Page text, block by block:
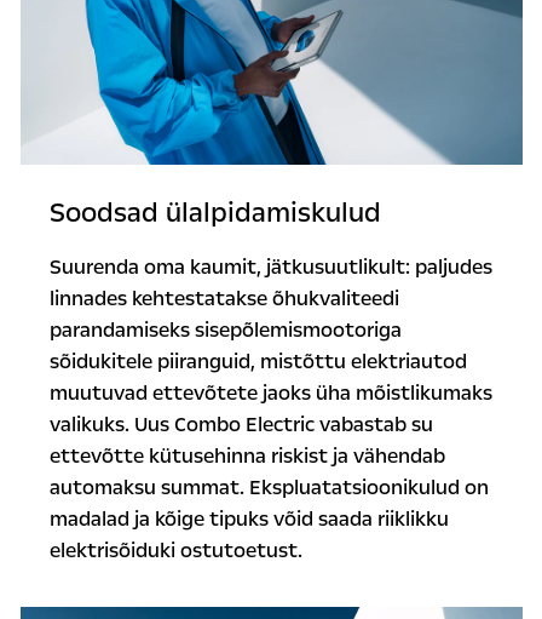
Soodsad ülalpidamiskulud
Suurenda oma kaumit, jätkusuutlikult: paljudes
linnades kehtestatakse õhukvaliteedi
parandamiseks sisepõlemismootoriga
sõidukitele piiranguid, mistõttu elektriautod
muutuvad ettevõtete jaoks üha mõistlikumaks
valikuks. Uus Combo Electric vabastab su
ettevõtte kütusehinna riskist ja vähendab
automaksu summat. Ekspluatatsioonikulud on
madalad ja kõige tipuks võid saada riiklikku
elektrisõiduki ostutoetust.